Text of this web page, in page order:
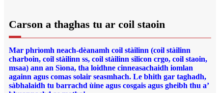
Carson a thaghas tu ar coil staoin
Mar phrìomh neach-dèanamh coil stàilinn (coil stàilinn
charboin, coil stàilinn ss, coil stàilinn silicon crgo, coil staoin,
msaa) ann an Sìona, tha loidhne cinneasachaidh iomlan
againn agus comas solair seasmhach. Le bhith gar taghadh,
sàbhalaidh tu barrachd ùine agus cosgais agus gheibh thu a’